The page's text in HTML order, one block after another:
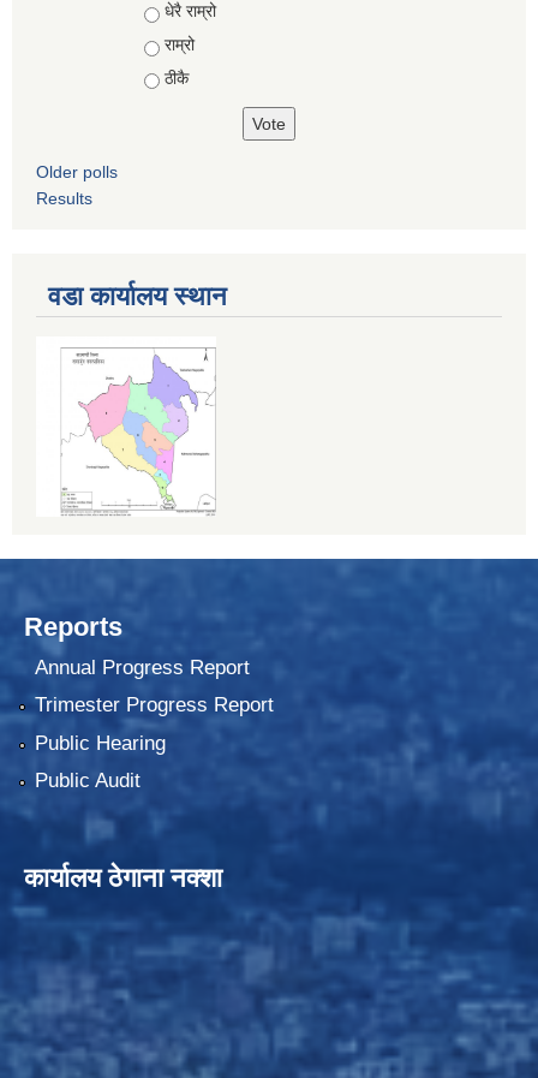
Choices
धेरै राम्रो
राम्रो
ठीकै
Older polls
Results
वडा कार्यालय स्थान
Reports
Annual Progress Report
Trimester Progress Report
Public Hearing
Public Audit
कार्यालय ठेगाना नक्शा